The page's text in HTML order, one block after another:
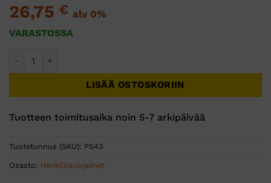
26,75 € alv 0%
VARASTOSSA
LISÄÄ OSTOSKORIIN
Tuotteen toimitusaika noin 5-7 arkipäivää
Tuotetunnus (SKU): PS43
Osasto: Henkilösuojaimet